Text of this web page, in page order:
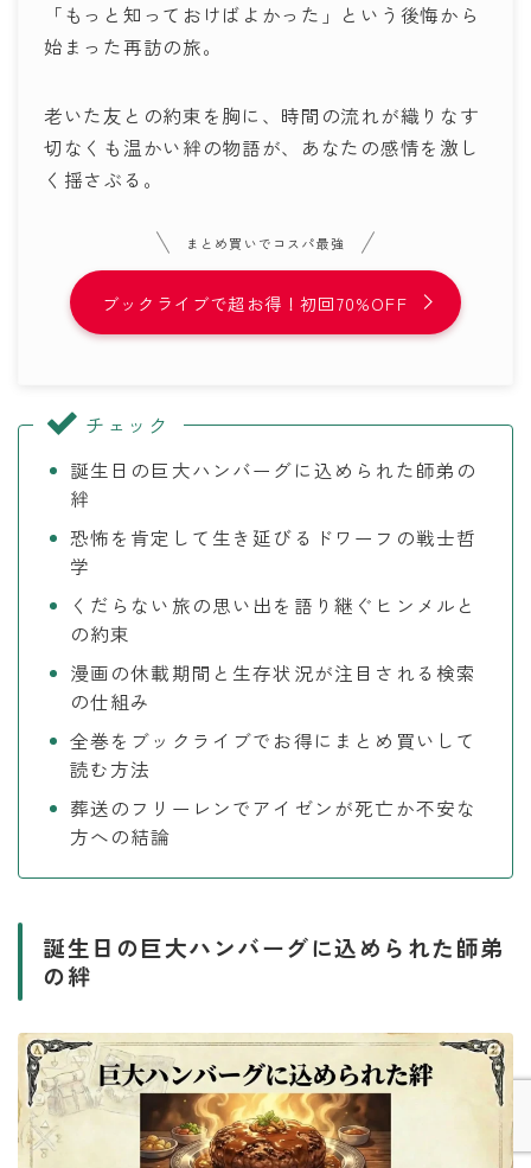
「もっと知っておけばよかった」という後悔から
始まった再訪の旅。
老いた友との約束を胸に、時間の流れが織りなす
切なくも温かい絆の物語が、あなたの感情を激し
く揺さぶる。
まとめ買いでコスパ最強
ブックライブで超お得！初回70%OFF
チェック
誕生日の巨大ハンバーグに込められた師弟の
絆
恐怖を肯定して生き延びるドワーフの戦士哲
学
くだらない旅の思い出を語り継ぐヒンメルと
の約束
漫画の休載期間と生存状況が注目される検索
の仕組み
全巻をブックライブでお得にまとめ買いして
読む方法
葬送のフリーレンでアイゼンが死亡か不安な
方への結論
誕生日の巨大ハンバーグに込められた師弟
の絆